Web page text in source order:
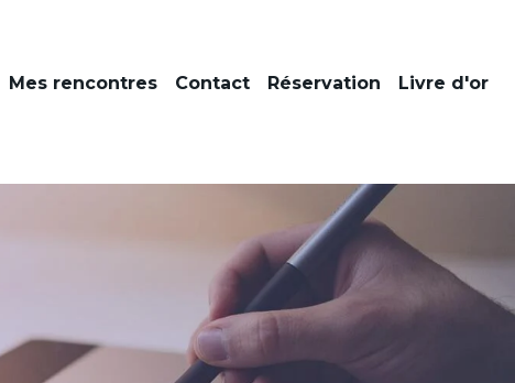
Mes rencontres Contact Réservation Livre d'or